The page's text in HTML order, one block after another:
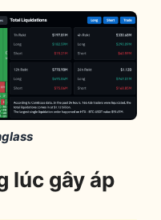
lúc gây áp